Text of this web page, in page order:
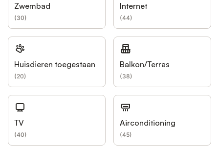
Zwembad
(30)
Internet
(44)
Huisdieren toegestaan
(20)
Balkon/Terras
(38)
TV
(40)
Airconditioning
(45)